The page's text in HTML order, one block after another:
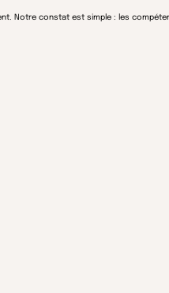
Notre constat est simple : les